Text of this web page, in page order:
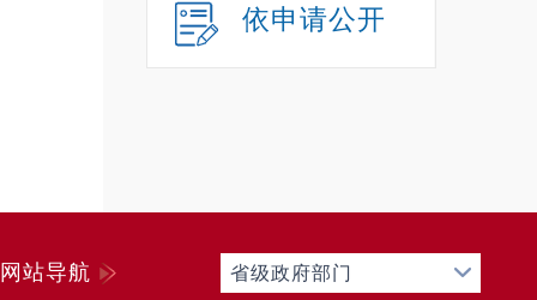
依申请公开
网站导航 省级政府部门